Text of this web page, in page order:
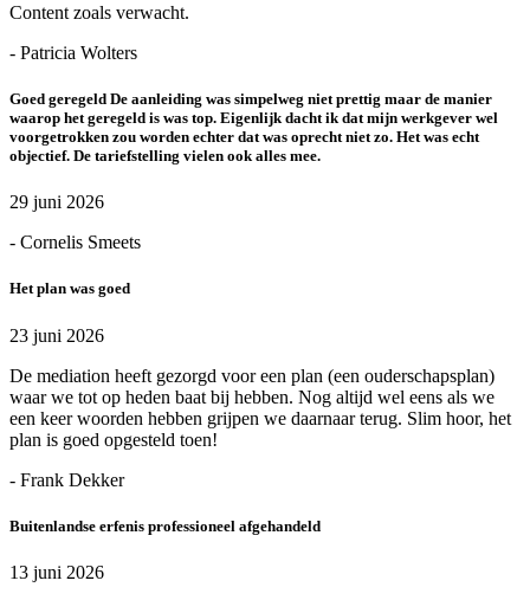
Content zoals verwacht.
- Patricia Wolters
Goed geregeld De aanleiding was simpelweg niet prettig maar de manier
waarop het geregeld is was top. Eigenlijk dacht ik dat mijn werkgever wel
voorgetrokken zou worden echter dat was oprecht niet zo. Het was echt
objectief. De tariefstelling vielen ook alles mee.
29 juni 2026
- Cornelis Smeets
Het plan was goed
23 juni 2026
De mediation heeft gezorgd voor een plan (een ouderschapsplan)
waar we tot op heden baat bij hebben. Nog altijd wel eens als we
een keer woorden hebben grijpen we daarnaar terug. Slim hoor, het
plan is goed opgesteld toen!
- Frank Dekker
Buitenlandse erfenis professioneel afgehandeld
13 juni 2026